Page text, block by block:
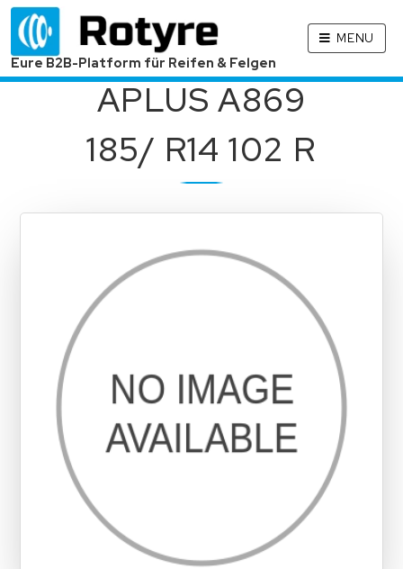
Eure B2B-Platform für Reifen & Felgen
MENU
APLUS A869
185/ R14 102 R